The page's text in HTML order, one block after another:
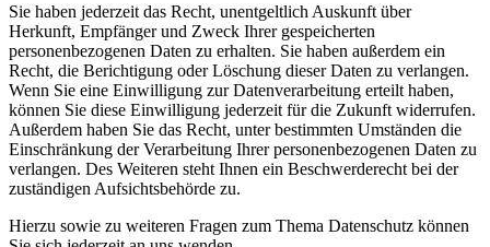
Sie haben jederzeit das Recht, unentgeltlich Auskunft über
Herkunft, Empfänger und Zweck Ihrer gespeicherten
personenbezogenen Daten zu erhalten. Sie haben außerdem ein
Recht, die Berichtigung oder Löschung dieser Daten zu verlangen.
Wenn Sie eine Einwilligung zur Datenverarbeitung erteilt haben,
können Sie diese Einwilligung jederzeit für die Zukunft widerrufen.
Außerdem haben Sie das Recht, unter bestimmten Umständen die
Einschränkung der Verarbeitung Ihrer personenbezogenen Daten zu
verlangen. Des Weiteren steht Ihnen ein Beschwerderecht bei der
zuständigen Aufsichtsbehörde zu.
Hierzu sowie zu weiteren Fragen zum Thema Datenschutz können